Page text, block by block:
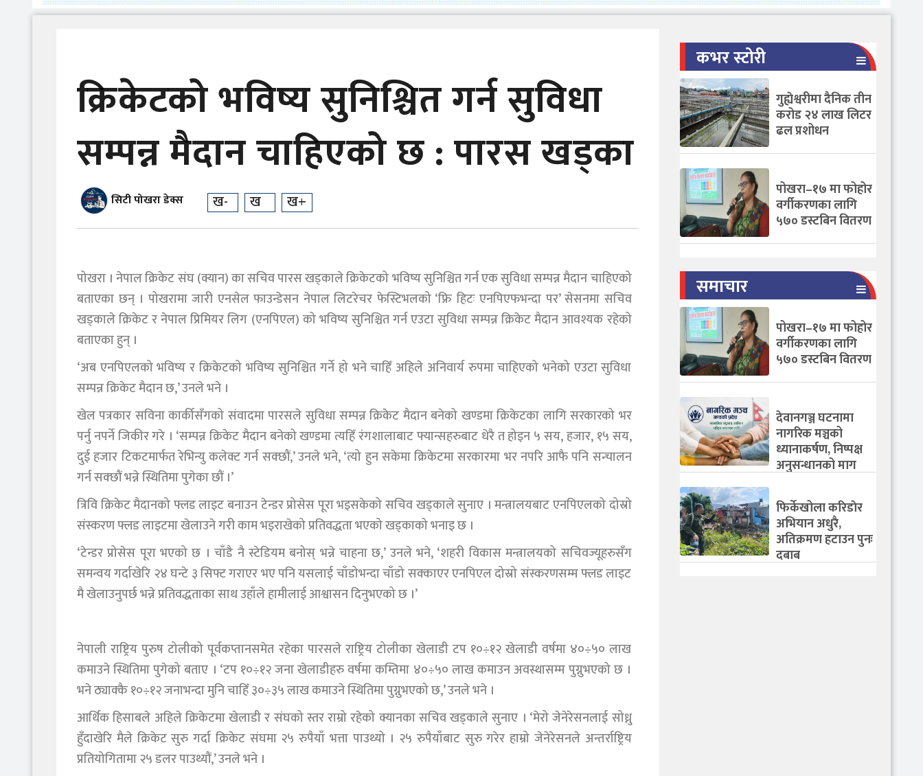
क्रिकेटको भविष्य सुनिश्चित गर्न सुविधा
सम्पन्न मैदान चाहिएको छ : पारस खड्का
सिटी पोखरा डेक्स ख- ख ख+
पोखरा । नेपाल क्रिकेट संघ (क्यान) का सचिव पारस खड्काले क्रिकेटको भविष्य सुनिश्चित गर्न एक सुविधा सम्पन्न मैदान चाहिएको
बताएका छन् । पोखरामा जारी एनसेल फाउन्डेसन नेपाल लिटरेचर फेस्टिभलको ‘फ्रि हिटः एनपिएफभन्दा पर’ सेसनमा सचिव
खड्काले क्रिकेट र नेपाल प्रिमियर लिग (एनपिएल) को भविष्य सुनिश्चित गर्न एउटा सुविधा सम्पन्न क्रिकेट मैदान आवश्यक रहेको
बताएका हुन् ।
‘अब एनपिएलको भविष्य र क्रिकेटको भविष्य सुनिश्चित गर्ने हो भने चाहिँ अहिले अनिवार्य रुपमा चाहिएको भनेको एउटा सुविधा
सम्पन्न क्रिकेट मैदान छ,’ उनले भने ।
खेल पत्रकार सविना कार्कीसँगको संवादमा पारसले सुविधा सम्पन्न क्रिकेट मैदान बनेको खण्डमा क्रिकेटका लागि सरकारको भर
पर्नु नपर्ने जिकीर गरे । ‘सम्पन्न क्रिकेट मैदान बनेको खण्डमा त्यहिँ रंगशालाबाट फ्यान्सहरुबाट धेरै त होइन ५ सय, हजार, १५ सय,
दुई हजार टिकटमार्फत रेभिन्यु कलेक्ट गर्न सक्छौं,’ उनले भने, ‘त्यो हुन सकेमा क्रिकेटमा सरकारमा भर नपरि आफै पनि सन्चालन
गर्न सक्छौं भन्ने स्थितिमा पुगेका छौं ।’
त्रिवि क्रिकेट मैदानको फ्लड लाइट बनाउन टेन्डर प्रोसेस पूरा भइसकेको सचिव खड्काले सुनाए । मन्त्रालयबाट एनपिएलको दोस्रो
संस्करण फ्लड लाइटमा खेलाउने गरी काम भइराखेको प्रतिवद्धता भएको खड्काको भनाइ छ ।
‘टेन्डर प्रोसेस पूरा भएको छ । चाँडै नै स्टेडियम बनोस् भन्ने चाहना छ,’ उनले भने, ‘शहरी विकास मन्त्रालयको सचिवज्यूहरुसँग
समन्वय गर्दाखेरि २४ घन्टे ३ सिफ्ट गराएर भए पनि यसलाई चाँडोभन्दा चाँडो सक्काएर एनपिएल दोस्रो संस्करणसम्म फ्लड लाइट
मै खेलाउनुपर्छ भन्ने प्रतिवद्धताका साथ उहाँले हामीलाई आश्वासन दिनुभएको छ ।’
नेपाली राष्ट्रिय पुरुष टोलीको पूर्वकप्तानसमेत रहेका पारसले राष्ट्रिय टोलीका खेलाडी टप १०÷१२ खेलाडी वर्षमा ४०÷५० लाख
कमाउने स्थितिमा पुगेको बताए । ‘टप १०÷१२ जना खेलाडीहरु वर्षमा कम्तिमा ४०÷५० लाख कमाउन अवस्थासम्म पुग्नुभएको छ ।
भने ठ्याक्कै १०÷१२ जनाभन्दा मुनि चाहिँ ३०÷३५ लाख कमाउने स्थितिमा पुग्नुभएको छ,’ उनले भने ।
आर्थिक हिसाबले अहिले क्रिकेटमा खेलाडी र संघको स्तर राम्रो रहेको क्यानका सचिव खड्काले सुनाए । ‘मेरो जेनेरेसनलाई सोध्नु
हुँदाखेरि मैले क्रिकेट सुरु गर्दा क्रिकेट संघमा २५ रुपैयाँ भत्ता पाउथ्यो । २५ रुपैयाँबाट सुरु गरेर हाम्रो जेनेरेसनले अन्तर्राष्ट्रिय
प्रतियोगितामा २५ डलर पाउथ्यौं,’ उनले भने ।
कभर स्टोरी
गुह्येश्वरीमा दैनिक तीन
करोड २४ लाख लिटर
ढल प्रशोधन
पोखरा–१७ मा फोहोर
वर्गीकरणका लागि
५७० डस्टबिन वितरण
समाचार
पोखरा–१७ मा फोहोर
वर्गीकरणका लागि
५७० डस्टबिन वितरण
देवानगञ्ज घटनामा
नागरिक मञ्चको
ध्यानाकर्षण, निष्पक्ष
अनुसन्धानको माग
फिर्केखोला करिडाेर
अभियान अधुरै,
अतिक्रमण हटाउन पुनः
दबाब